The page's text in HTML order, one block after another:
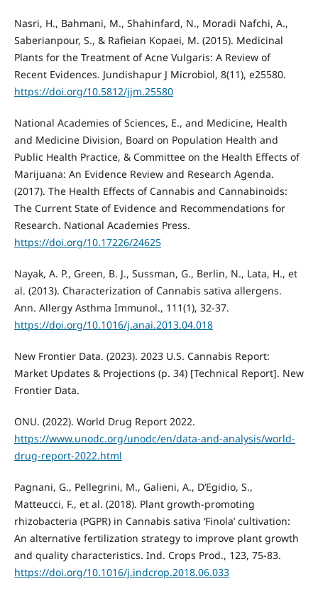
Nasri, H., Bahmani, M., Shahinfard, N., Moradi Nafchi, A.,
Saberianpour, S., & Rafieian Kopaei, M. (2015). Medicinal
Plants for the Treatment of Acne Vulgaris: A Review of
Recent Evidences. Jundishapur J Microbiol, 8(11), e25580.
https://doi.org/10.5812/jjm.25580
National Academies of Sciences, E., and Medicine, Health
and Medicine Division, Board on Population Health and
Public Health Practice, & Committee on the Health Effects of
Marijuana: An Evidence Review and Research Agenda.
(2017). The Health Effects of Cannabis and Cannabinoids:
The Current State of Evidence and Recommendations for
Research. National Academies Press.
https://doi.org/10.17226/24625
Nayak, A. P., Green, B. J., Sussman, G., Berlin, N., Lata, H., et
al. (2013). Characterization of Cannabis sativa allergens.
Ann. Allergy Asthma Immunol., 111(1), 32-37.
https://doi.org/10.1016/j.anai.2013.04.018
New Frontier Data. (2023). 2023 U.S. Cannabis Report:
Market Updates & Projections (p. 34) [Technical Report]. New
Frontier Data.
ONU. (2022). World Drug Report 2022.
https://www.unodc.org/unodc/en/data-and-analysis/world-
drug-report-2022.html
Pagnani, G., Pellegrini, M., Galieni, A., D’Egidio, S.,
Matteucci, F., et al. (2018). Plant growth-promoting
rhizobacteria (PGPR) in Cannabis sativa ‘Finola’ cultivation:
An alternative fertilization strategy to improve plant growth
and quality characteristics. Ind. Crops Prod., 123, 75-83.
https://doi.org/10.1016/j.indcrop.2018.06.033